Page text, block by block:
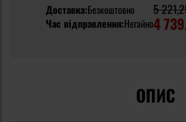
Доставка:Безкоштовно
Час відправлення:Негайно
5
4
ОПИС